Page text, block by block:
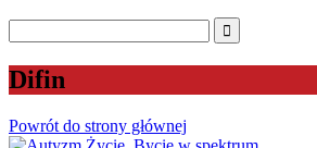
Difin
Powrót do strony głównej